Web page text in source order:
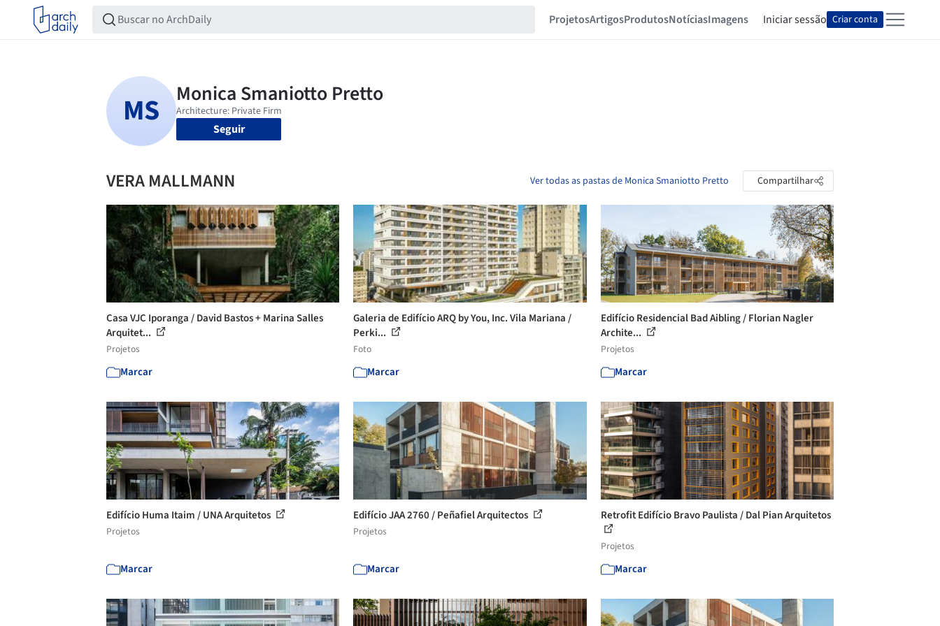
ProjetosArtigosProdutosNotíciasImagens Iniciar sessão Criar conta
Seguir
VERA MALLMANN Ver todas as pastas de Monica Smaniotto Pretto Compartilhar
Casa VJC Iporanga / David Bastos + Marina Salles
Arquitet...
Projetos
Marcar
Galeria de Edifício ARQ by You, Inc. Vila Mariana /
Perki...
Foto
Marcar
Edifício Residencial Bad Aibling / Florian Nagler
Archite...
Projetos
Marcar
Edifício Huma Itaim / UNA Arquitetos
Projetos
Marcar
Edifício JAA 2760 / Peñafiel Arquitectos
Projetos
Marcar
Retrofit Edifício Bravo Paulista / Dal Pian Arquitetos
Projetos
Marcar